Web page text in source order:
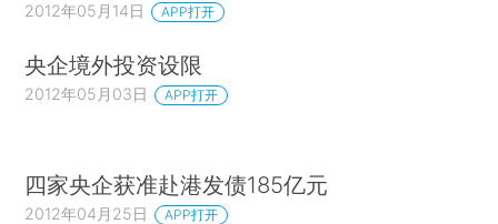
2012年05月14日 APP打开
央企境外投资设限
2012年05月03日 APP打开
四家央企获准赴港发债185亿元
2012年04月25日 APP打开